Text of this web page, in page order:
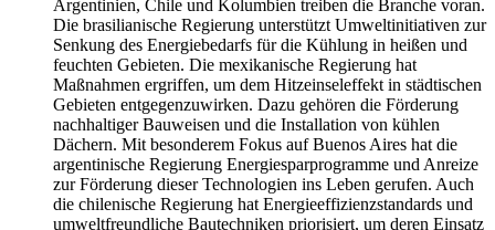
Argentinien, Chile und Kolumbien treiben die Branche voran.
Die brasilianische Regierung unterstützt Umweltinitiativen zur
Senkung des Energiebedarfs für die Kühlung in heißen und
feuchten Gebieten. Die mexikanische Regierung hat
Maßnahmen ergriffen, um dem Hitzeinseleffekt in städtischen
Gebieten entgegenzuwirken. Dazu gehören die Förderung
nachhaltiger Bauweisen und die Installation von kühlen
Dächern. Mit besonderem Fokus auf Buenos Aires hat die
argentinische Regierung Energiesparprogramme und Anreize
zur Förderung dieser Technologien ins Leben gerufen. Auch
die chilenische Regierung hat Energieeffizienzstandards und
umweltfreundliche Bautechniken priorisiert, um deren Einsatz